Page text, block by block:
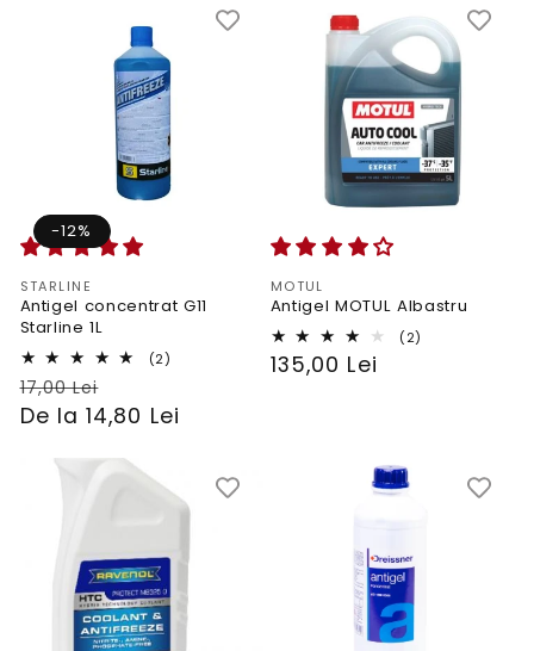
Vendor:
STARLINE
Antigel concentrat G11
Starline 1L
(2)
PRP
17,00 Lei
Preț
De la 14,80 Lei
-12%
Vendor:
MOTUL
Antigel MOTUL Albastru
(2)
PRP
135,00 Lei